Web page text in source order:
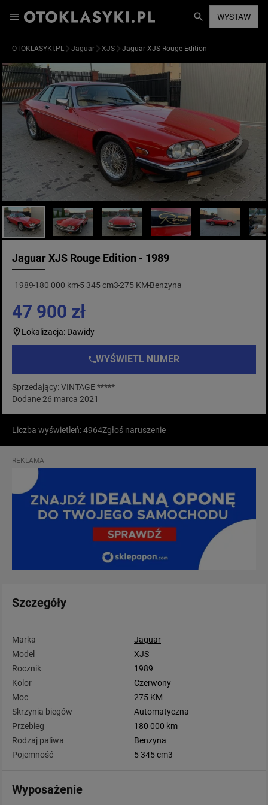
WYSTAW
OTOKLASYKI.PL Jaguar XJS Jaguar XJS Rouge Edition
Jaguar XJS Rouge Edition - 1989
1989 180 000 km5 345 cm3275 KM Benzyna
47 900 zł
Lokalizacja: Dawidy
WYŚWIETL NUMER
Sprzedający: VINTAGE *****
Dodane 26 marca 2021
Liczba wyświetleń: 4964Zgłoś naruszenie
REKLAMA
Szczegóły
Marka
Jaguar
Model
XJS
Rocznik
1989
Kolor
Czerwony
Moc
275 KM
Skrzynia biegów
Automatyczna
Przebieg
180 000 km
Rodzaj paliwa
Benzyna
Pojemność
5 345 cm3
Wyposażenie